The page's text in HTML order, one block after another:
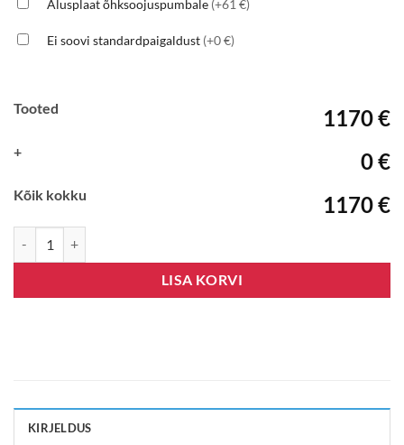
Alusplaat õhksoojuspumbale (+61 €)
Ei soovi standardpaigaldust (+0 €)
Tooted 1170 €
+ 0 €
Kõik kokku 1170 €
LISA KORVI
KIRJELDUS